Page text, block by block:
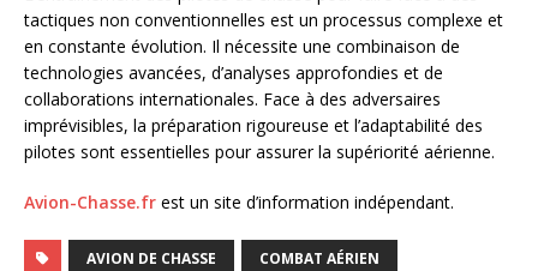
tactiques non conventionnelles est un processus complexe et
en constante évolution. Il nécessite une combinaison de
technologies avancées, d’analyses approfondies et de
collaborations internationales. Face à des adversaires
imprévisibles, la préparation rigoureuse et l’adaptabilité des
pilotes sont essentielles pour assurer la supériorité aérienne.
Avion-Chasse.fr est un site d’information indépendant.
AVION DE CHASSE COMBAT AÉRIEN